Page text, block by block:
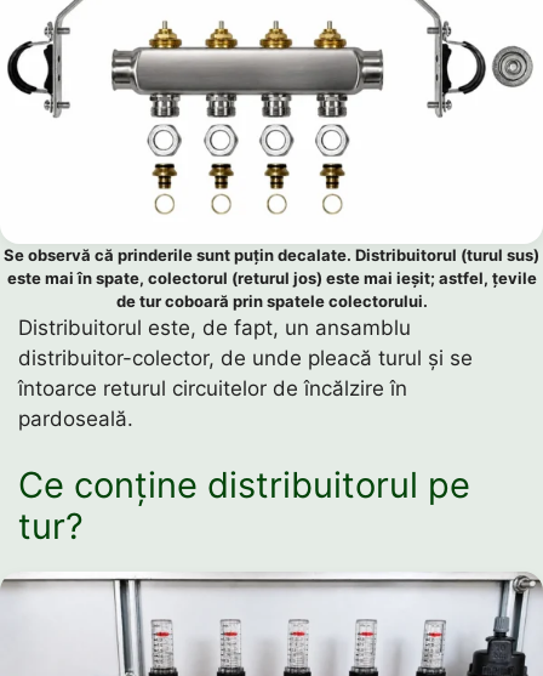
Se observă că prinderile sunt puțin decalate. Distribuitorul (turul sus)
este mai în spate, colectorul (returul jos) este mai ieșit; astfel, țevile
de tur coboară prin spatele colectorului.
Distribuitorul este, de fapt, un ansamblu
distribuitor-colector, de unde pleacă turul și se
întoarce returul circuitelor de încălzire în
pardoseală.
Ce conține distribuitorul pe
tur?